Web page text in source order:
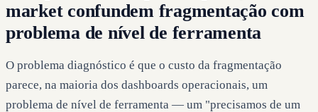
market confundem fragmentação com
problema de nível de ferramenta
O problema diagnóstico é que o custo da fragmentação
parece, na maioria dos dashboards operacionais, um
problema de nível de ferramenta — um "precisamos de um